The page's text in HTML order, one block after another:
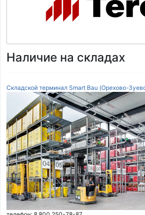
Наличие на складах
Складской терминал Smart Bau (Орехово-